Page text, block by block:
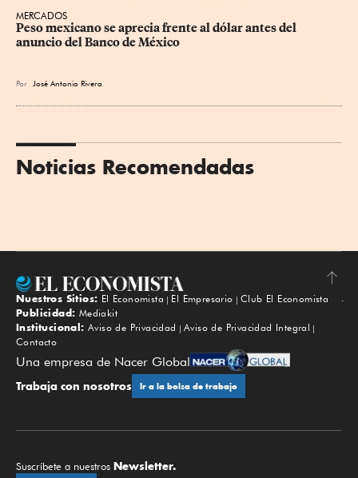
MERCADOS
Peso mexicano se aprecia frente al dólar antes del
anuncio del Banco de México
Por José Antonio Rivera
Noticias Recomendadas
Subir
Nuestros Sitios: El Economista El Empresario
Club El Economista
Publicidad: Mediakit
Institucional: Aviso de Privacidad
Aviso de Privacidad Integral
Contacto
Una empresa de Nacer Global
Trabaja con nosotros Ir a la bolsa de trabajo
Suscríbete a nuestros Newsletter.